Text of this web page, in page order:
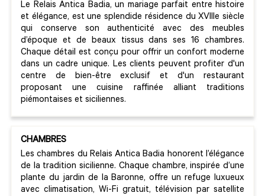
Le Relais Antica Badia, un mariage parfait entre histoire
et élégance, est une splendide résidence du XVIIIe siècle
qui conserve son authenticité avec des meubles
d’époque et de beaux tissus dans ses 16 chambres.
Chaque détail est conçu pour offrir un confort moderne
dans un cadre unique. Les clients peuvent profiter d'un
centre de bien-être exclusif et d'un restaurant
proposant une cuisine raffinée alliant traditions
piémontaises et siciliennes.
CHAMBRES
Les chambres du Relais Antica Badia honorent l’élégance
de la tradition sicilienne. Chaque chambre, inspirée d’une
plante du jardin de la Baronne, offre un refuge luxueux
avec climatisation, Wi-Fi gratuit, télévision par satellite